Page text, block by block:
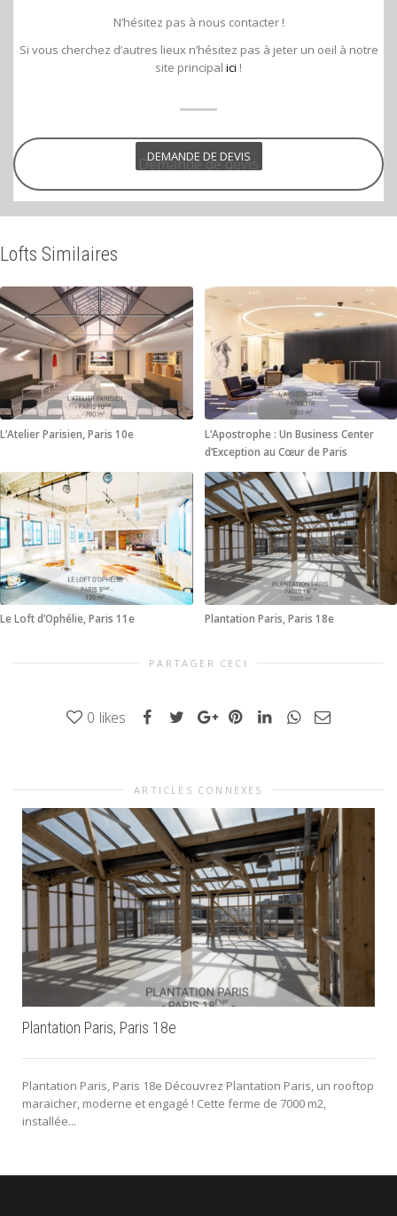
N’hésitez pas à nous contacter !
Si vous cherchez d’autres lieux n’hésitez pas à jeter un oeil à notre
site principal ici !
DEMANDE DE DEVIS
Demande de devis
Lofts Similaires
L’Atelier Parisien, Paris 10e
L’Apostrophe : Un Business Center
d’Exception au Cœur de Paris
Le Loft d’Ophélie, Paris 11e Plantation Paris, Paris 18e
PARTAGER CECI
0 likes
ARTICLES CONNEXES
Plantation Paris, Paris 18e
Plantation Paris, Paris 18e Découvrez Plantation Paris, un rooftop
maraicher, moderne et engagé ! Cette ferme de 7000 m2,
installée...